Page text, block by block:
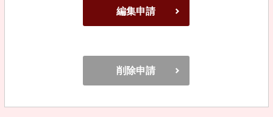
編集申請
削除申請